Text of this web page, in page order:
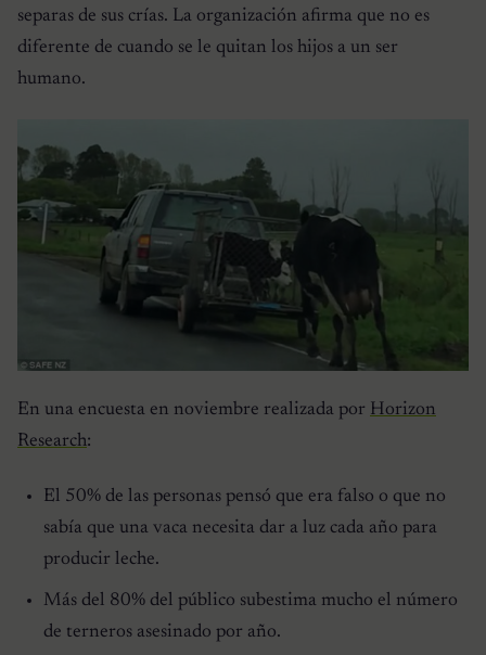
separas de sus crías. La organización afirma que no es
diferente de cuando se le quitan los hijos a un ser
humano.
En una encuesta en noviembre realizada por Horizon
Research:
El 50% de las personas pensó que era falso o que no
sabía que una vaca necesita dar a luz cada año para
producir leche.
Más del 80% del público subestima mucho el número
de terneros asesinado por año.